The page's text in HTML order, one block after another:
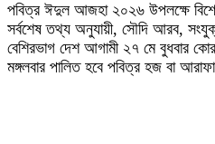
পবিত্র ঈদুল আজহা ২০২৬ উপলক্ষে
সর্বশেষ তথ্য অনুযায়ী, সৌদি আরব,
বেশিরভাগ দেশ আগামী ২৭ মে বুধবার
মঙ্গলবার পালিত হবে পবিত্র হজ বা